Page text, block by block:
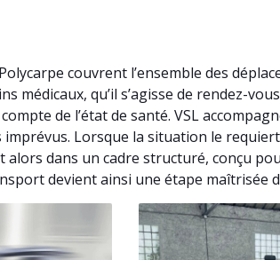
couvrent l’ensemble des
médicaux, qu’il s’agisse de rendez-
de l’état de santé. VSL
Lorsque la situation le
alors dans un cadre structuré, conçu
devient ainsi une étape maîtrisée